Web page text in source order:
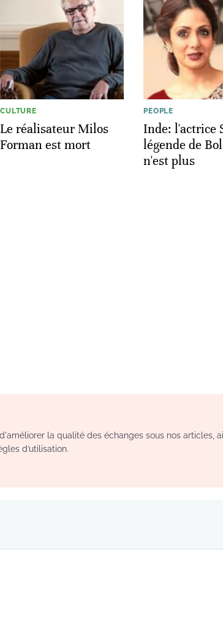
CULTURE
Le réalisateur Milos
Forman est mort
PEOPLE
Inde: l'actrice
légende de
n'est plus
la qualité des échanges sous nos articles,
d’utilisation.